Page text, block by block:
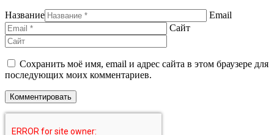
Название
Email
Сайт
Сохранить моё имя, email и адрес сайта в этом браузере для
последующих моих комментариев.